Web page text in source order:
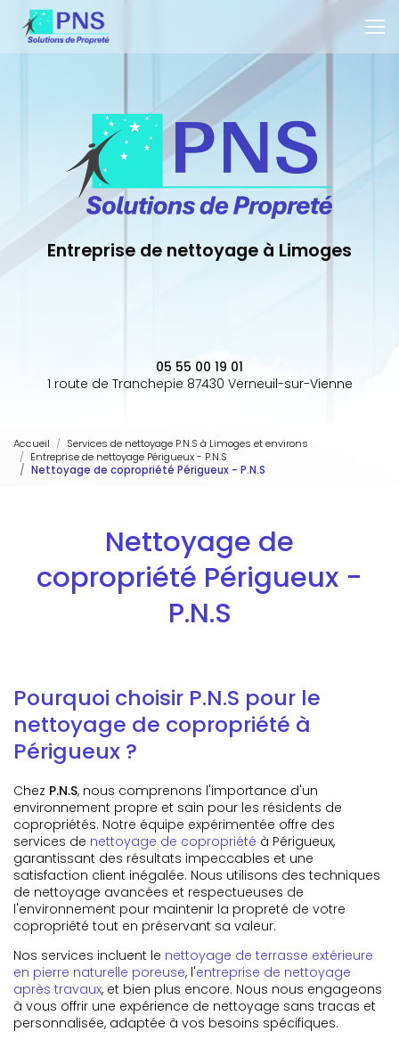
contenu
principal
Entreprise de nettoyage à Limoges
05 55 00 19 01
1 route de Tranchepie 87430 Verneuil-sur-Vienne
Accueil
Services de nettoyage P.N.S à Limoges et environs
Entreprise de nettoyage Périgueux - P.N.S
Nettoyage de copropriété Périgueux - P.N.S
Nettoyage de
copropriété Périgueux -
P.N.S
Pourquoi choisir P.N.S pour le
nettoyage de copropriété à
Périgueux ?
Chez P.N.S, nous comprenons l'importance d'un
environnement propre et sain pour les résidents de
copropriétés. Notre équipe expérimentée offre des
services de nettoyage de copropriété à Périgueux,
garantissant des résultats impeccables et une
satisfaction client inégalée. Nous utilisons des techniques
de nettoyage avancées et respectueuses de
l'environnement pour maintenir la propreté de votre
copropriété tout en préservant sa valeur.
Nos services incluent le nettoyage de terrasse extérieure
en pierre naturelle poreuse, l'entreprise de nettoyage
après travaux, et bien plus encore. Nous nous engageons
à vous offrir une expérience de nettoyage sans tracas et
personnalisée, adaptée à vos besoins spécifiques.